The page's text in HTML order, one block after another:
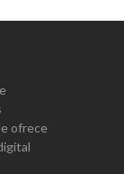
ofrece